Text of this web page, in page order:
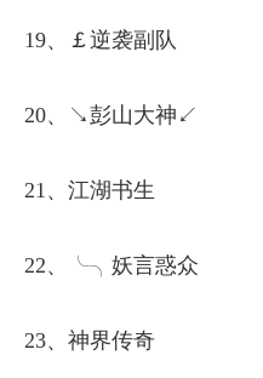
19、￡逆袭副队
20、↘彭山大神↙
21、江湖书生
22、╰╮妖言惑众
23、神界传奇